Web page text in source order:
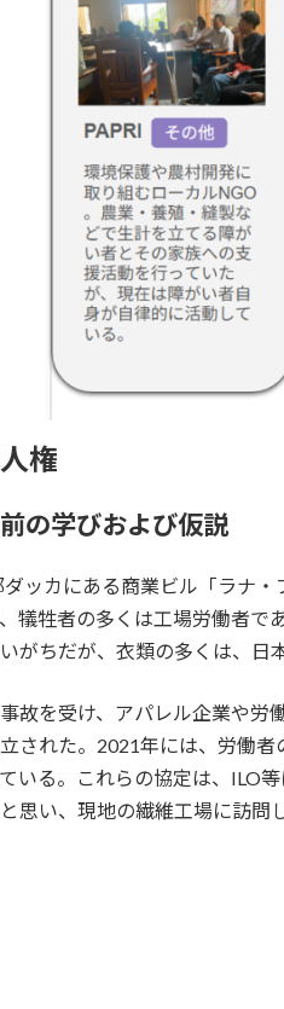
権
前の学びおよび仮説
ッカにある商業ビル「ラナ
犠牲者の多くは工場労働者
がちだが、衣類の多くは、
故を受け、アパレル企業や労
された。2021年には、労働
いる。これらの協定は、ILO
思い、現地の繊維工場に訪問